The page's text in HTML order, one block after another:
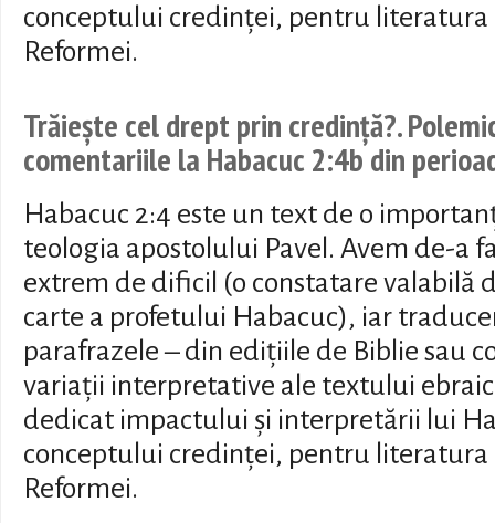
conceptului credinței, pentru literatura
Reformei.
Trăiește cel drept prin credință?.
comentariile la Habacuc 2:4b din
Habacuc 2:4 este un text de o
teologia apostolului Pavel. Avem de-a
extrem de dificil (o constatare valabilă
carte a profetului Habacuc), iar
parafrazele – din edițiile de Biblie sau
variații interpretative ale textului
dedicat impactului și interpretării lui
conceptului credinței, pentru literatura
Reformei.